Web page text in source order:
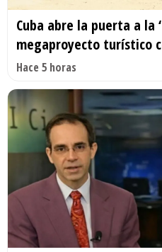
Cuba abre la puerta a la
megaproyecto turístico
Hace 5 horas